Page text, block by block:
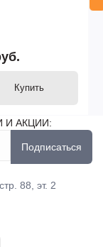
Купить
И АКЦИИ:
Подписаться
88, эт. 2